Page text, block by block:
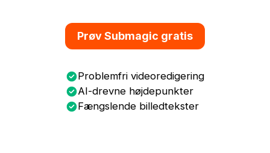
Prøv Submagic gratis
Problemfri videoredigering
AI-drevne højdepunkter
Fængslende billedtekster